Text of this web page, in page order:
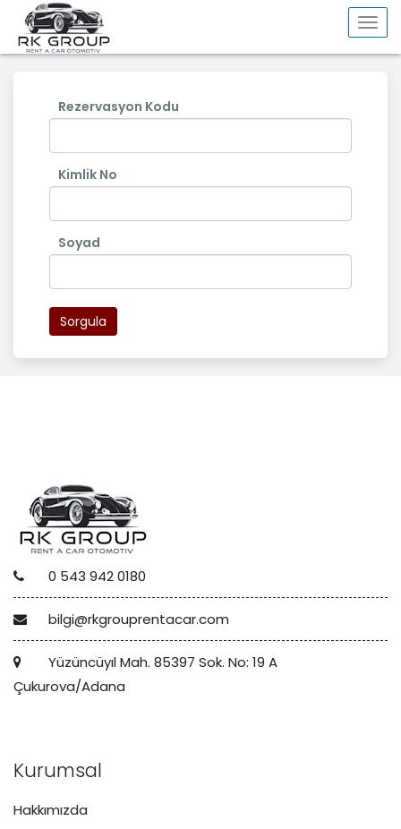
Rezervasyon Kodu
Kimlik No
Soyad
Sorgula
0 543 942 0180
bilgi@rkgrouprentacar.com
Yüzüncüyıl Mah. 85397 Sok. No: 19 A
Çukurova/Adana
Kurumsal
Hakkımızda